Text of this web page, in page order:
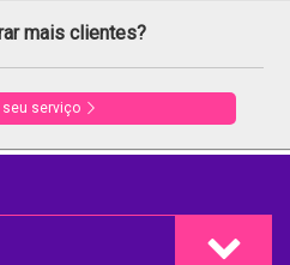
mais clientes?
serviço